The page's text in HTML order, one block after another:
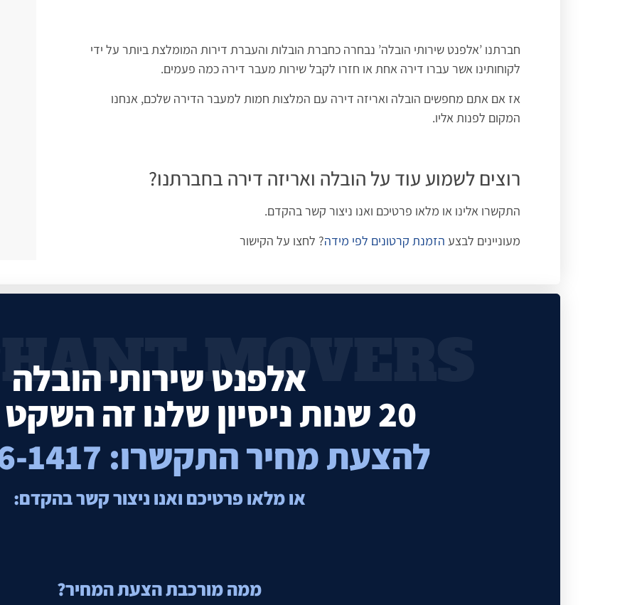
חברתנו ’אלפנט שירותי הובלה’ נבחרה כחברת הובלות והעברת דירות המומלצת ביותר על ידי
לקוחותינו אשר עברו דירה אחת או חזרו לקבל שירות מעבר דירה כמה פעמים.
אז אם אתם מחפשים הובלה ואריזה דירה עם המלצות חמות למעבר הדירה שלכם, אנחנו
המקום לפנות אליו.
רוצים לשמוע עוד על הובלה ואריזה דירה בחברתנו?
התקשרו אלינו או מלאו פרטיכם ואנו ניצור קשר בהקדם.
מעוניינים לבצע הזמנת קרטונים לפי מידה? לחצו על הקישור
MOVERS​אלפנט שירותי הובלה
20 שנות ניסיון שלנו זה השקט שלכם!
להצעת מחיר התקשרו: 074-766-1417
או מלאו פרטיכם ואנו ניצור קשר בהקדם:
ממה מורכבת הצעת המחיר?